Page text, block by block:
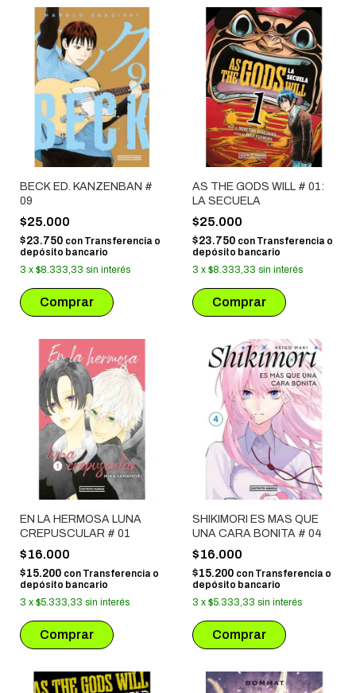
BECK ED. KANZENBAN #
09
$25.000
$23.750 con Transferencia o
depósito bancario
3 x $8.333,33 sin interés
AS THE GODS WILL # 01:
LA SECUELA
$25.000
$23.750 con Transferencia o
depósito bancario
3 x $8.333,33 sin interés
EN LA HERMOSA LUNA
CREPUSCULAR # 01
$16.000
$15.200 con Transferencia o
depósito bancario
3 x $5.333,33 sin interés
SHIKIMORI ES MAS QUE
UNA CARA BONITA # 04
$16.000
$15.200 con Transferencia o
depósito bancario
3 x $5.333,33 sin interés